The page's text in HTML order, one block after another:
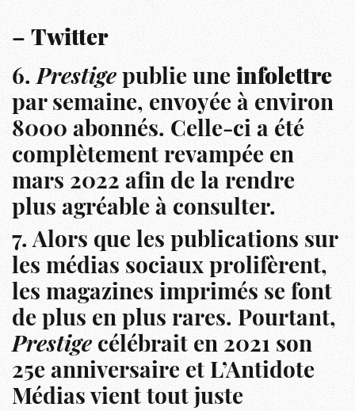
–Twitter
6.Prestigepublie uneinfolettre
par semaine, envoyée à environ
8000 abonnés. Celle-ci a été
complètement revampée en
mars 2022 afin de la rendre
plus agréable à consulter.
7. Alors que les publications sur
les médias sociaux prolifèrent,
les magazines imprimés se font
de plus en plus rares. Pourtant,
Prestigecélébrait en 2021 son
25e anniversaire et L’Antidote
Médias vient tout juste